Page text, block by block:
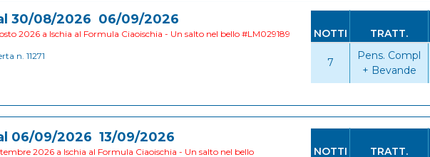
30/08/2026 06/09/2026
2026 a Ischia al Formula Ciaoischia - Un salto nel bello #LM029189
n. 11271
NOTTI TRATT.
7
Pens. Compl
+ Bevande
06/09/2026 13/09/2026
2026 a Ischia al Formula Ciaoischia - Un salto nel bello
NOTTI TRATT.